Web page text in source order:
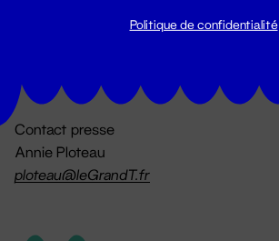
Contact presse
Annie Ploteau
ploteau@leGrandT.fr
Politique de confidentialité